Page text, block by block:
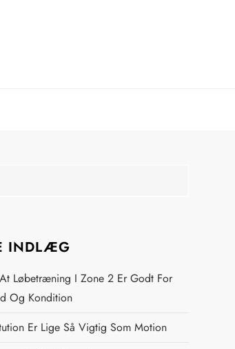
INDLÆG
Løbetræning I Zone 2 Er Godt For
Og Kondition
Er Lige Så Vigtig Som Motion